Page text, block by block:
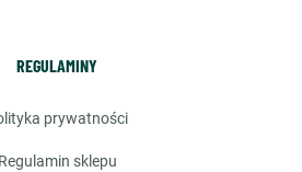
REGULAMINY
prywatności
regulamin sklepu